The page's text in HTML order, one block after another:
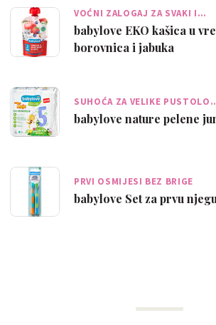
VOĆNI ZALOGAJ ZA SVAKI I…
babylove EKO kašica u
borovnica i jabuka
SUHOĆA ZA VELIKE
babylove nature pelene
PRVI OSMIJESI BEZ BRIGE
babylove Set za prvu